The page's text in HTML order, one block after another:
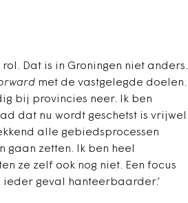
Dat is in Groningen niet anders.
met de vastgelegde doelen.
bij provincies neer. Ik ben
dat nu wordt geschetst is vrijwel
alle gebiedsprocessen
gaan zetten. Ik ben heel
ze zelf ook nog niet. Een focus
geval hanteerbaarder.’